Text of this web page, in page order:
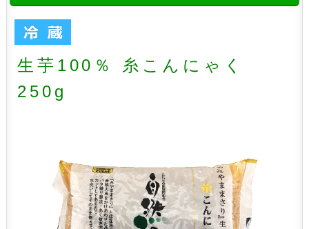
生芋100％ 糸こんにゃく
250g